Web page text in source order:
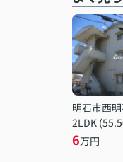
明石市西
2LDK
6万円